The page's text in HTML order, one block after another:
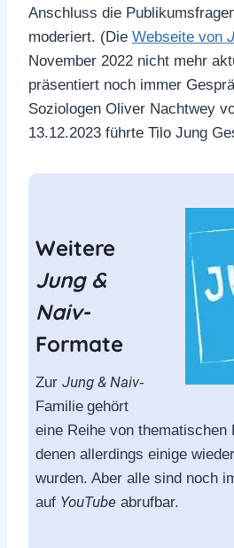
Anschluss die
moderiert. (Die Webseite von
November 2022 nicht mehr
präsentiert noch immer
Soziologen Oliver Nachtwey
13.12.2023 führte Tilo Jung
Weitere
Jung &
Naiv-
Formate
Zur Jung & Naiv-
Familie gehört
eine Reihe von thematischen
denen allerdings einige
wurden. Aber alle sind noch
auf YouTube abrufbar.